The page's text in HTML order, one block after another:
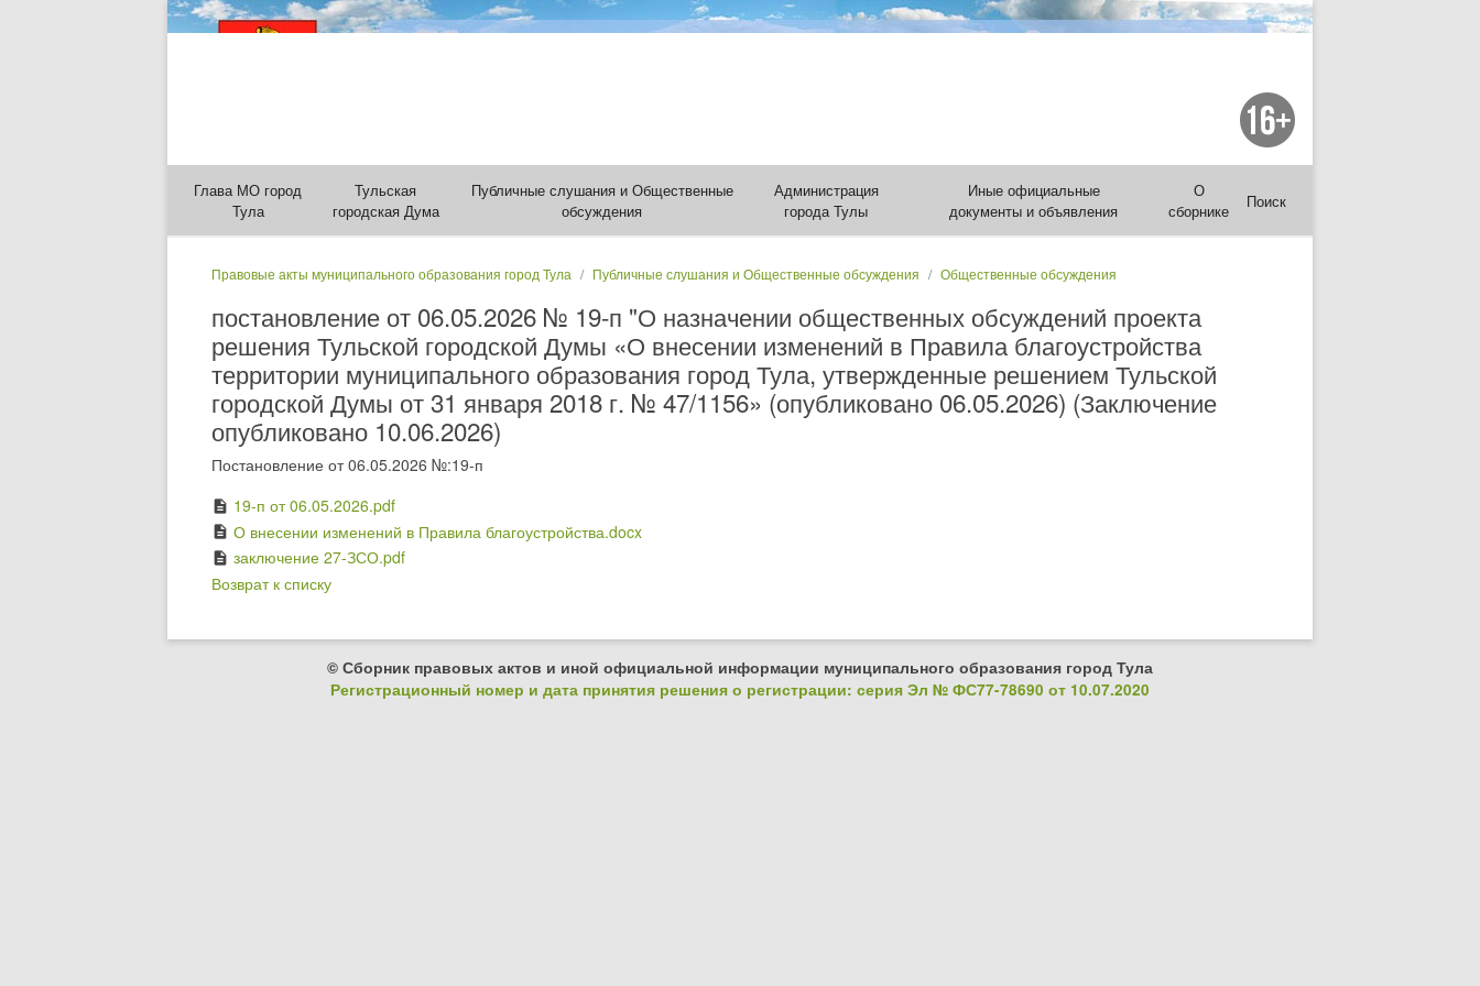
Глава МО город
Тула
Тульская
городская Дума
Публичные слушания и Общественные
обсуждения
Администрация
города Тулы
Иные официальные
документы и объявления
О
сборнике
Поиск
Правовые акты муниципального образования город Тула Публичные слушания и Общественные обсуждения Общественные обсуждения
постановление от 06.05.2026 № 19-п "О назначении общественных обсуждений проекта
решения Тульской городской Думы «О внесении изменений в Правила благоустройства
территории муниципального образования город Тула, утвержденные решением Тульской
городской Думы от 31 января 2018 г. № 47/1156» (опубликовано 06.05.2026) (Заключение
опубликовано 10.06.2026)
Постановление от 06.05.2026 №:19-п
description 19-п от 06.05.2026.pdf
description О внесении изменений в Правила благоустройства.docx
description заключение 27-ЗСО.pdf
Возврат к списку
© Сборник правовых актов и иной официальной информации муниципального образования город Тула
Регистрационный номер и дата принятия решения о регистрации: серия Эл № ФС77-78690 от 10.07.2020